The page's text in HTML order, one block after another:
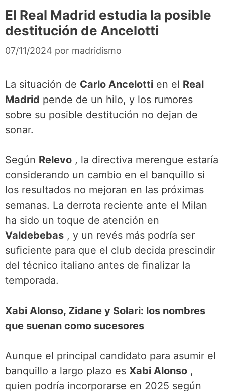
El Real Madrid estudia la posible
destitución de Ancelotti
07/11/2024 por madridismo
La situación de Carlo Ancelotti en el Real
Madrid pende de un hilo, y los rumores
sobre su posible destitución no dejan de
sonar.
Según Relevo , la directiva merengue estaría
considerando un cambio en el banquillo si
los resultados no mejoran en las próximas
semanas. La derrota reciente ante el Milan
ha sido un toque de atención en
Valdebebas , y un revés más podría ser
suficiente para que el club decida prescindir
del técnico italiano antes de finalizar la
temporada.
Xabi Alonso, Zidane y Solari: los nombres
que suenan como sucesores
Aunque el principal candidato para asumir el
banquillo a largo plazo es Xabi Alonso ,
quien podría incorporarse en 2025 según